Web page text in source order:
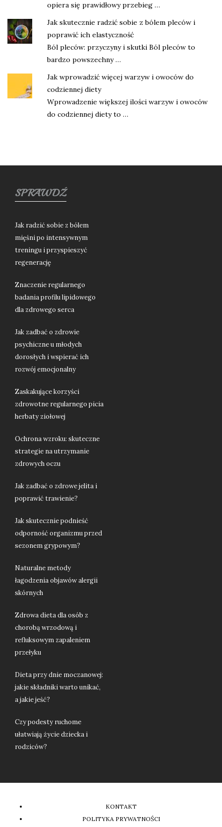
opiera się prawidłowy przebieg …
Jak skutecznie radzić sobie z bólem pleców i
poprawić ich elastyczność
Ból pleców: przyczyny i skutki Ból pleców to
bardzo powszechny …
Jak wprowadzić więcej warzyw i owoców do
codziennej diety
Wprowadzenie większej ilości warzyw i owoców
do codziennej diety to …
SPRAWDŹ
Jak radzić sobie z bólem
mięśni po intensywnym
treningu i przyspieszyć
regenerację
Znaczenie regularnego
badania profilu lipidowego
dla zdrowego serca
Jak zadbać o zdrowie
psychiczne u młodych
dorosłych i wspierać ich
rozwój emocjonalny
Zaskakujące korzyści
zdrowotne regularnego picia
herbaty ziołowej
Ochrona wzroku: skuteczne
strategie na utrzymanie
zdrowych oczu
Jak zadbać o zdrowe jelita i
poprawić trawienie?
Jak skutecznie podnieść
odporność organizmu przed
sezonem grypowym?
Naturalne metody
łagodzenia objawów alergii
skórnych
Zdrowa dieta dla osób z
chorobą wrzodową i
refluksowym zapaleniem
przełyku
Dieta przy dnie moczanowej:
jakie składniki warto unikać,
a jakie jeść?
Czy podesty ruchome
ułatwiają życie dziecka i
rodziców?
KONTAKT
POLITYKA PRYWATNOŚCI